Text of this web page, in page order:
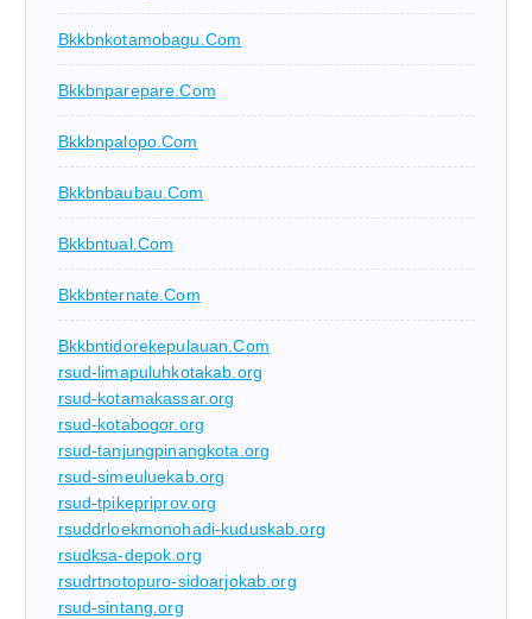
Bkkbnkotamobagu.com
Bkkbnparepare.com
Bkkbnpalopo.com
Bkkbnbaubau.com
Bkkbntual.com
Bkkbnternate.com
Bkkbntidorekepulauan.com
rsud-limapuluhkotakab.org
rsud-kotamakassar.org
rsud-kotabogor.org
rsud-tanjungpinangkota.org
rsud-simeuluekab.org
rsud-tpikepriprov.org
rsuddrloekmonohadi-kuduskab.org
rsudksa-depok.org
rsudrtnotopuro-sidoarjokab.org
rsud-sintang.org